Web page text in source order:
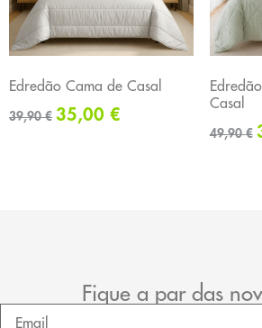
Edredão Cama de Casal
39,90€ 35,00 €
Casal
49,90€
Fique a par das